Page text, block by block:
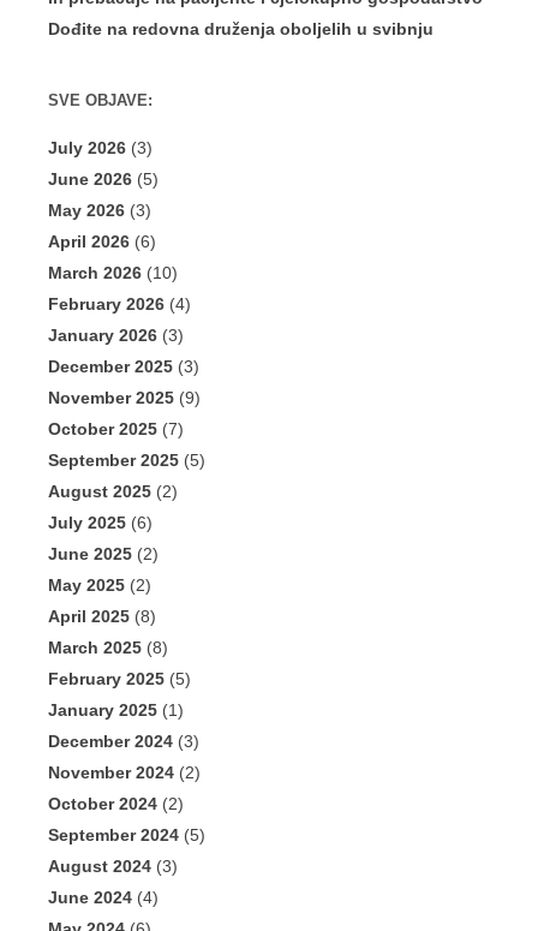
Dođite na redovna druženja oboljelih u svibnju
SVE OBJAVE:
July 2026 (3)
June 2026 (5)
May 2026 (3)
April 2026 (6)
March 2026 (10)
February 2026 (4)
January 2026 (3)
December 2025 (3)
November 2025 (9)
October 2025 (7)
September 2025 (5)
August 2025 (2)
July 2025 (6)
June 2025 (2)
May 2025 (2)
April 2025 (8)
March 2025 (8)
February 2025 (5)
January 2025 (1)
December 2024 (3)
November 2024 (2)
October 2024 (2)
September 2024 (5)
August 2024 (3)
June 2024 (4)